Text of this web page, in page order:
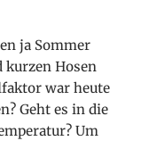
ja Sommer
Hosen
war heute
Geht es in die
Um